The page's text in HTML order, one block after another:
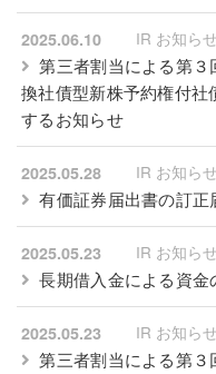
2025.06.10 IR お知らせ
第三者割当による第
換社債型新株予約権付
するお知らせ
2025.05.28 IR お知らせ
有価証券届出書の訂正
2025.05.23 IR お知らせ
長期借入金による資
2025.05.23 IR お知らせ
第三者割当による第